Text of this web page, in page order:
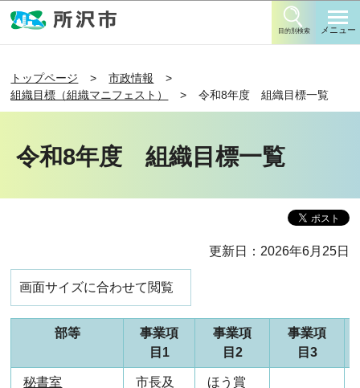
目的別検索 メニュー
トップページ
市政情報
組織目標（組織マニフェスト）
令和8年度 組織目標一覧
令和8年度 組織目標一覧
更新日：2026年6月25日
画面サイズに合わせて閲覧
部等
事業項
目1
事業項
目2
事業項
目3
秘書室
市長及
ほう賞